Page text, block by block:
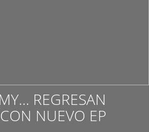
REGRESAN
NUEVO EP